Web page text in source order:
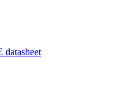
datasheet